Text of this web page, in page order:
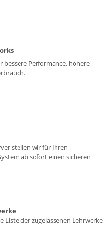
bessere Performance, höhere
stellen wir für Ihren
ab sofort einen sicheren
Liste der zugelassenen Lehrwerke